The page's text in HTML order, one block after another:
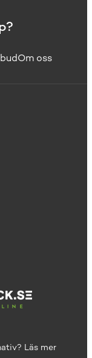
Om oss
Läs mer